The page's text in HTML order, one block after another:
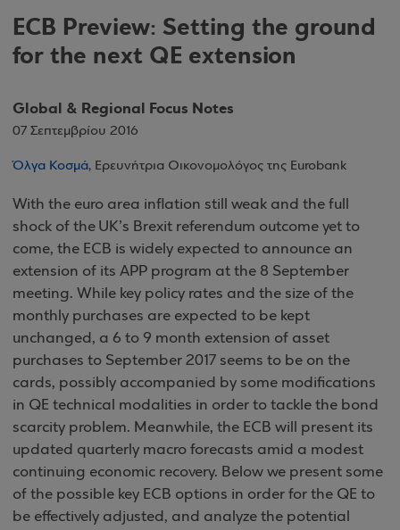
ECB Preview: Setting the ground
for the next QE extension
Global & Regional Focus Notes
07 Σεπτεμβρίου 2016
Όλγα Κοσμά, Ερευνήτρια Οικονομολόγος της Eurobank
With the euro area inflation still weak and the full
shock of the UK’s Brexit referendum outcome yet to
come, the ECB is widely expected to announce an
extension of its APP program at the 8 September
meeting. While key policy rates and the size of the
monthly purchases are expected to be kept
unchanged, a 6 to 9 month extension of asset
purchases to September 2017 seems to be on the
cards, possibly accompanied by some modifications
in QE technical modalities in order to tackle the bond
scarcity problem. Meanwhile, the ECB will present its
updated quarterly macro forecasts amid a modest
continuing economic recovery. Below we present some
of the possible key ECB options in order for the QE to
be effectively adjusted, and analyze the potential